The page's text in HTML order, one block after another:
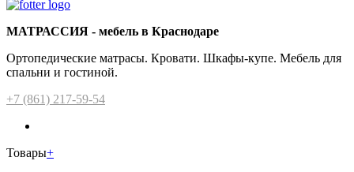
МАТРАССИЯ - мебель в Краснодаре
Ортопедические матрасы. Кровати. Шкафы-купе. Мебель для
спальни и гостиной.
+7 (861) 217-59-54
Товары+